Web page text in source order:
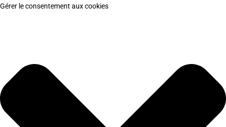
Gérer le consentement aux cookies